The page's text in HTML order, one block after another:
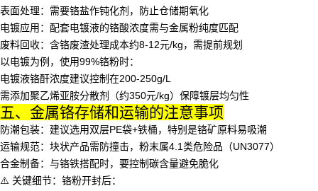
表面处理：需要铬盐作钝化剂，防止仓储期氧化
电镀应用 ：配套电镀液的铬酸浓度需与金属粉纯度匹配
废料回收：含铬废渣处理成本约8-12元/kg，需提前规划
以电镀为例，使用99%铬粉时：
电镀液铬酐浓度建议控制在200-250g/L
需添加聚乙烯亚胺分散剂（约350元/kg）保障镀层均匀性
五、金属铬存储和运输的注意事项
防潮包装：建议选用双层PE袋+铁桶，特别是铬矿原料易吸潮
运输规范：块状产品需防撞击，粉末属4.1类危险品（UN3077）
合金制备：与铬铁搭配时，要控制碳含量避免脆化
⚠️ 关键细节：铬粉开封后：